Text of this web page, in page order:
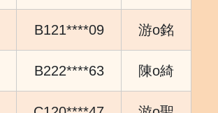
B121****09 游o銘
B222****63 陳o綺